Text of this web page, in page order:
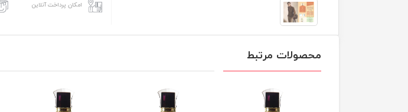
امکان پرداخت آنلاین
محصولات مرتبط